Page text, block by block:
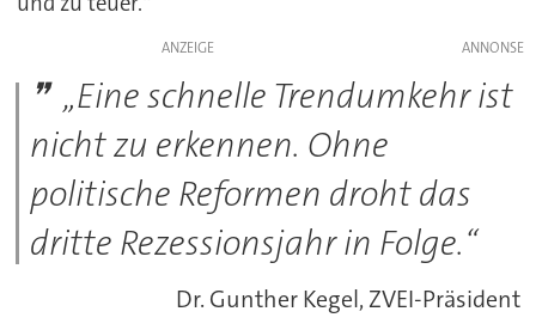
ANZEIGE
„Eine schnelle Trendumkehr ist
nicht zu erkennen. Ohne
politische Reformen droht das
dritte Rezessionsjahr in Folge.“
Dr. Gunther Kegel, ZVEI-Präsident